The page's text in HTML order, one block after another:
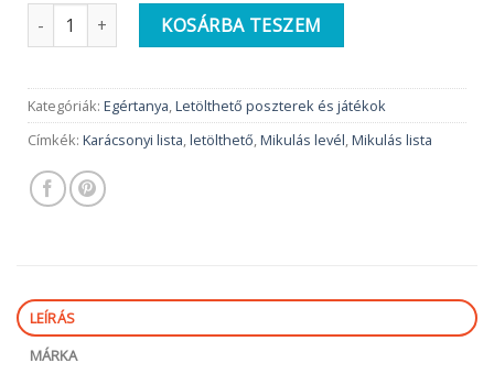
Letölthető karácsonyi, Mikulás kívánság lista | Egértanya
KOSÁRBA TESZEM
Kategóriák: Egértanya,Letölthető poszterek és játékok
Címkék: Karácsonyi lista,letölthető,Mikulás levél,Mikulás lista
LEÍRÁS
MÁRKA